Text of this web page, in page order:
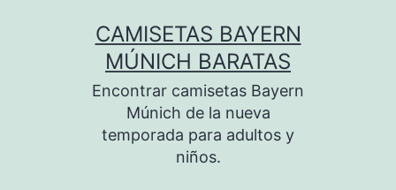
CAMISETAS BAYERN
MÚNICH BARATAS
Encontrar camisetas Bayern
Múnich de la nueva
temporada para adultos y
niños.